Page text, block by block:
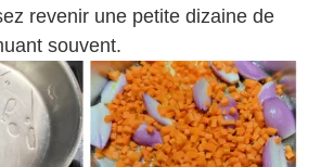
revenir une petite dizaine de
souvent.